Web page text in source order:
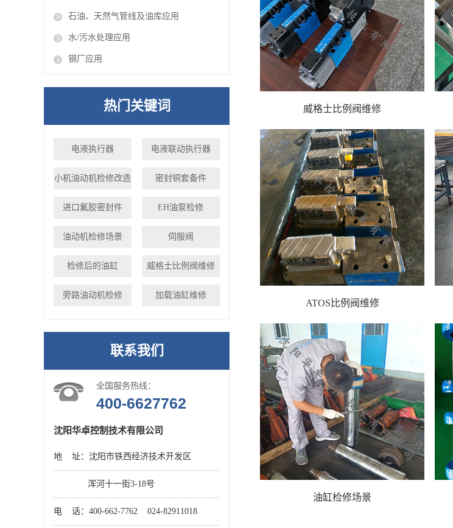
石油、天然气管线及油库应用
水/污水处理应用
钢厂应用
热门关键词
电液执行器 电液联动执行器
小机油动机检修改造 密封铜套备件
进口氟胶密封件 EH油泵检修
油动机检修场景 伺服阀
检修后的油缸 威格士比例阀维修
旁路油动机检修 加载油缸维修
联系我们
全国服务热线：
400-6627762
沈阳华卓控制技术有限公司
地 址：沈阳市铁西经济技术开发区
浑河十一街3-18号
电 话：400-662-7762 024-82911018
威格士比例阀维修
ATOS比例阀维修
油缸检修场景